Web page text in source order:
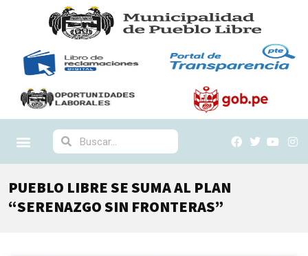
PUEBLO LIBRE SE SUMA AL PLAN
“SERENAZGO SIN FRONTERAS”